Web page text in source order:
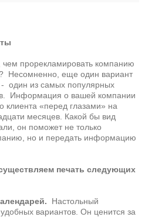
прорекламировать компанию
Несомненно, еще один вариант
один из самых популярных
Информация о вашей компании
клиента «перед глазами» на
месяцев. Какой бы вид
он поможет не только
но и передать информацию
печать следующих
Настольный
вариантов. Он ценится за